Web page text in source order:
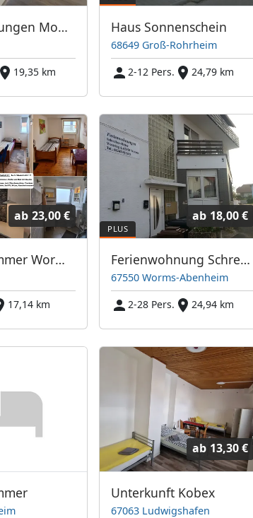
KL-Vermietungen Monteurwohnung
19,35 km
Haus Sonnenschein
68649 Groß-Rohrheim
2-12 Pers.
24,79 km
ab 23,00 €
Monteurzimmer Worms City
17,14 km
ab 18,00 €
Ferienwohnung Schreiber-Ritter
67550 Worms-Abenheim
2-28 Pers.
24,94 km
ab 13,30 €
Unterkunft Kobex
67063 Ludwigshafen